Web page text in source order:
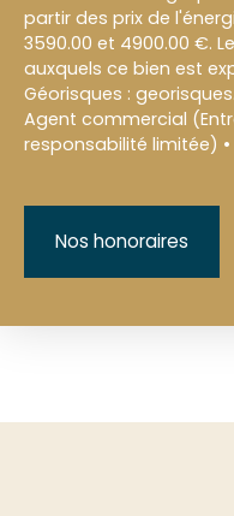
partir des prix de
3590.00 et 4900.00 €.
auxquels ce bien est
Géorisques :
Agent commercial
responsabilité limitée) •
Nos honoraires